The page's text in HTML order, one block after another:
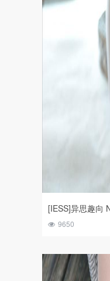
[IESS]异思趣向
9650